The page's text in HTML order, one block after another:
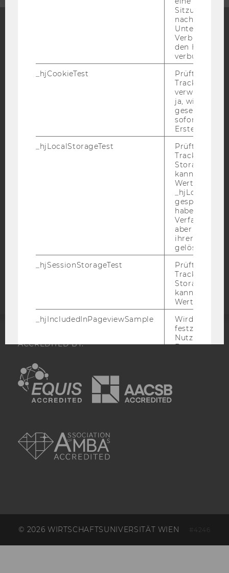
Blog
Bluesky
IMPRESSUM
BARRIEREFREIHEITSERKLÄRUNG WEBSEITE
DATENSCHUTZERKLÄRUNG SOCIAL MEDIA
STUDIENBEWERBER*INNEN UND STUDIERENDE
Barrierefreiheitserklärung
Webseite
ACCREDITED BY:
EQUIS
© 2026 WIRTSCHAFTSUNIVERSITÄT WIEN #4246
Sitzung/
nach einer
Verbindung
den Hotjar-
verbunden
_hjCookieTest
Prüft, ob der
Tracking
verwenden
ja, wird ein
gesetzt. Wird
sofort nach
Erstellung
_hjLocalStorageTest
Prüft, ob der
Tracking
Storage
kann. Wenn
Wert 1
haben keine
Verfallszeit,
aber fast
ihrer
gelöscht.
_hjSessionStorageTest
Prüft, ob der
Tracking
Storage
kann. Wenn
Wert von 1
_hjIncludedInPageviewSample
Wird gesetzt,
festzustellen,
Nutzer in die
_hjIncludedInSessionSample_
_hjTLDTest
_hjTLDTest-
Teilstrings,